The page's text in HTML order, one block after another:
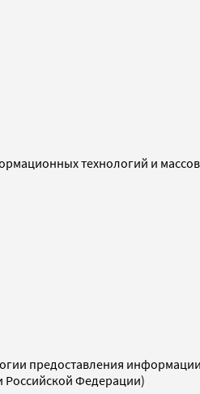
технологий и
предоставления информации
Российской Федерации)